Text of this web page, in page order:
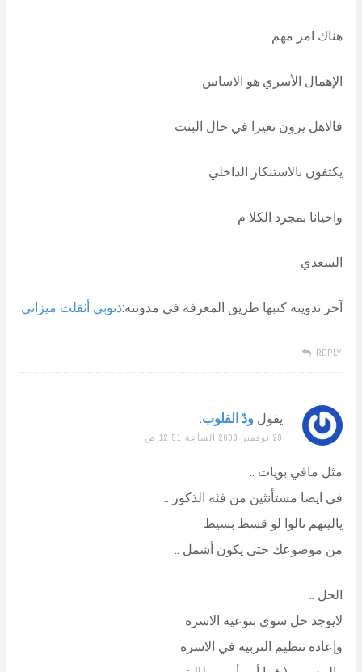
هناك امر مهم
الإهمال الأسري هو الاساس
فالاهل يرون تغيرا في حال البنت
يكتفون بالاستنكار الداخلي
واحيانا بمجرد الكلا م
السعدي
آخر تدوينة كتبها طريق المعرفة في مدونته:ذنوبي أثقلت ميزاني
REPLY
يقول ودّ القلوب:
28 نوفمبر 2008 الساعة 12:51 ص
مثل مافي بويات ..
في ايضا مستأنثين من فئه الذكور ..
ياليتهم نالوا لو قسط بسيط
من موضوعك حتى يكون أشمل ..
الحل ..
لايوجد حل سوى بتوعيه الاسره
وإعاده تنظيم التربيه في الاسره